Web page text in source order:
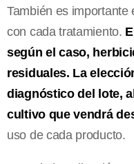
También es
con cada tratamiento.
según el caso,
residuales. La
diagnóstico del lote,
cultivo que vendrá
uso de cada producto.